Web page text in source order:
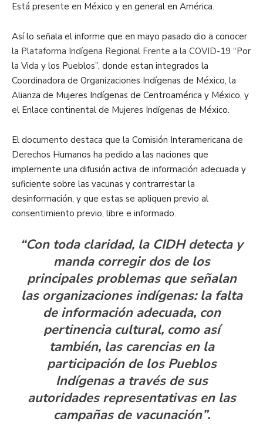
Está presente en México y en general en América.
Así lo señala el informe que en mayo pasado dio a conocer
la Plataforma Indígena Regional Frente a la COVID-19 “Por
la Vida y los Pueblos”, donde estan integrados la
Coordinadora de Organizaciones Indígenas de México, la
Alianza de Mujeres Indígenas de Centroamérica y México, y
el Enlace continental de Mujeres Indígenas de México.
El documento destaca que la Comisión Interamericana de
Derechos Humanos ha pedido a las naciones que
implemente una difusión activa de información adecuada y
suficiente sobre las vacunas y contrarrestar la
desinformación, y que estas se apliquen previo al
consentimiento previo, libre e informado.
“Con toda claridad, la CIDH detecta y
manda corregir dos de los
principales problemas que señalan
las organizaciones indígenas: la falta
de información adecuada, con
pertinencia cultural, como así
también, las carencias en la
participación de los Pueblos
Indígenas a través de sus
autoridades representativas en las
campañas de vacunación”.